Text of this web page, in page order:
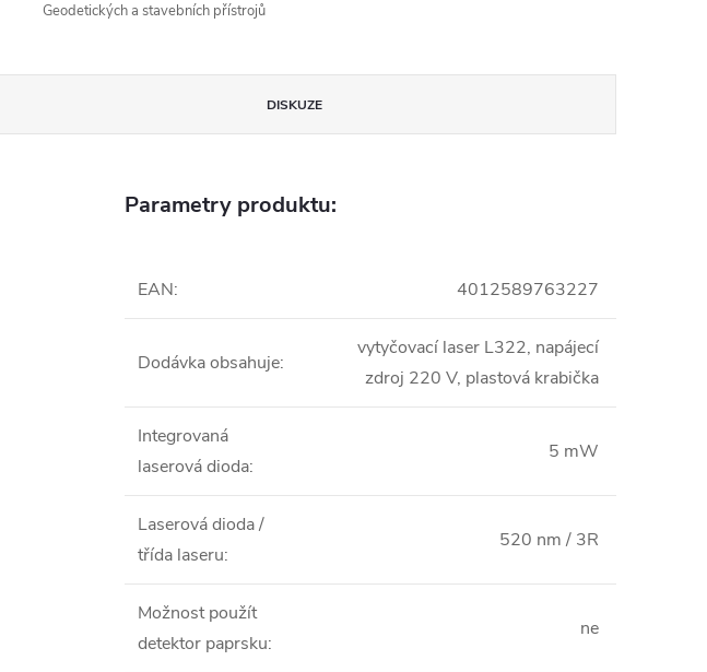
Geodetických a stavebních přístrojů
DISKUZE
Parametry produktu:
EAN: 4012589763227
Dodávka obsahuje:
vytyčovací laser L322, napájecí
zdroj 220 V, plastová krabička
Integrovaná
laserová dioda:
5 mW
Laserová dioda /
třída laseru:
520 nm / 3R
Možnost použít
detektor paprsku:
ne